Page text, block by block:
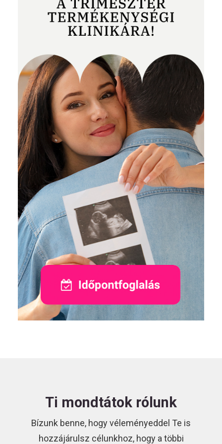
Ti mondtátok rólunk
Bízunk benne, hogy véleményeddel Te is
hozzájárulsz célunkhoz, hogy a többi